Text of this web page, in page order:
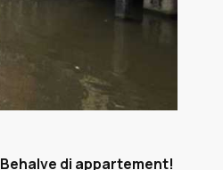
di appartement!